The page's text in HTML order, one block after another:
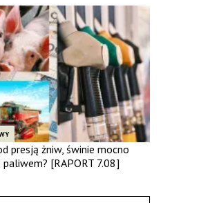
presją żniw, świnie mocno
paliwem? [RAPORT 7.08]